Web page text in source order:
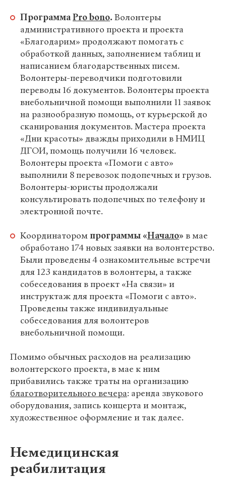
ПрограммаPro bono. Волонтеры
административного проекта и проекта
«Благодарим» продолжают помогать с
обработкой данных, заполнением таблиц и
написанием благодарственных писем.
Волонтеры-переводчики подготовили
переводы 16 документов. Волонтеры проекта
внебольничной помощи выполнили 11 заявок
на разнообразную помощь, от курьерской до
сканирования документов. Мастера проекта
«Дни красоты» дважды приходили в НМИЦ
ДГОИ, помощь получили 16 человек.
Волонтеры проекта «Помоги с авто»
выполнили 8 перевозок подопечных и грузов.
Волонтеры-юристы продолжали
консультировать подопечных по телефону и
электронной почте.
Координаторомпрограммы «Начало» в мае
обработано 174 новых заявки на волонтерство.
Были проведены 4 ознакомительные встречи
для 123 кандидатов в волонтеры, а также
собеседования в проект «На связи» и
инструктаж для проекта «Помоги с авто».
Проведены также индивидуальные
собеседования для волонтеров
внебольничной помощи.
Помимо обычных расходов на реализацию
волонтерского проекта, в мае к ним
прибавились также траты на организацию
благотворительного вечера: аренда звукового
оборудования, запись концерта и монтаж,
художественное оформление и так далее.
Немедицинская
реабилитация